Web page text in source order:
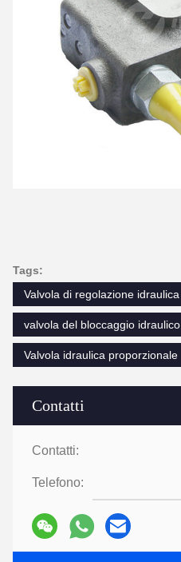
Contatti
Contatti:
Telefono:
Tags:
Valvola di regolazione idraulica
valvola del bloccaggio idraulico
Valvola idraulica proporzionale